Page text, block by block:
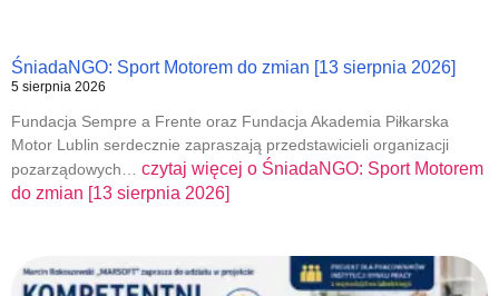
ŚniadaNGO: Sport Motorem do zmian [13 sierpnia 2026]
5 sierpnia 2026
Fundacja Sempre a Frente oraz Fundacja Akademia Piłkarska
Motor Lublin serdecznie zapraszają przedstawicieli organizacji
pozarządowych… czytaj więcej o ŚniadaNGO: Sport Motorem
do zmian [13 sierpnia 2026]